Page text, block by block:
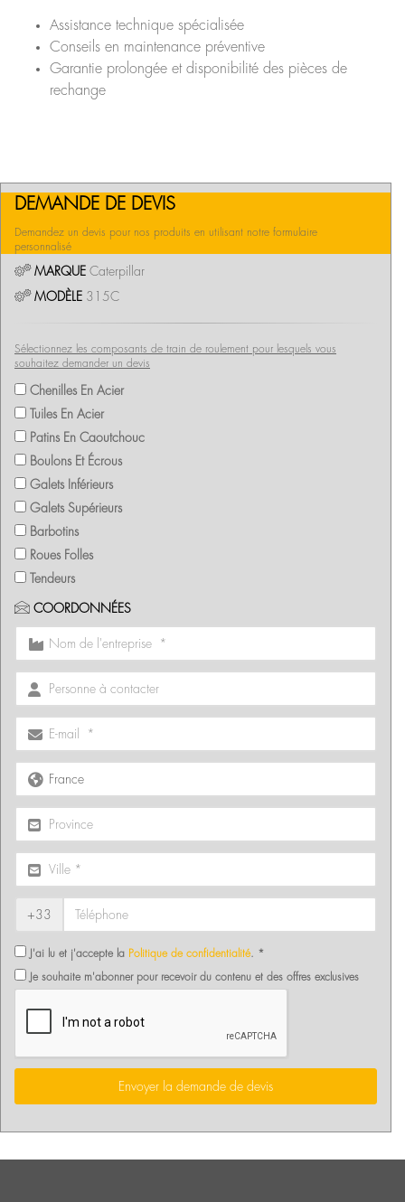
Assistance technique spécialisée
Conseils en maintenance préventive
Garantie prolongée et disponibilité des pièces de
rechange
DEMANDE DE DEVIS
Demandez un devis pour nos produits en utilisant notre formulaire
personnalisé
MARQUE Caterpillar
MODÈLE 315C
Sélectionnez les composants de train de roulement pour lesquels vous
souhaitez demander un devis
Chenilles En Acier
Tuiles En Acier
Patins En Caoutchouc
Boulons Et Écrous
Galets Inférieurs
Galets Supérieurs
Barbotins
Roues Folles
Tendeurs
COORDONNÉES
+33
J'ai lu et j'accepte la Politique de confidentialité. *
Je souhaite m'abonner pour recevoir du contenu et des offres exclusives
Envoyer la demande de devis